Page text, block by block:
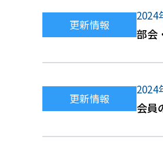
更新情報
2024
部会
更新情報
2024
会員